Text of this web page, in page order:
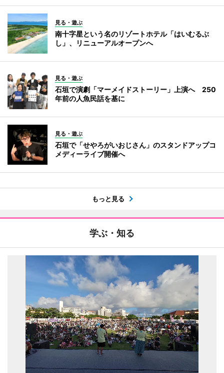
見る・遊ぶ
南十字星という名のリゾートホテル「はいむるぶ
し」、リニューアルオープンへ
見る・遊ぶ
石垣で演劇「マーメイドストーリー」上演へ 250
年前の人魚民話を基に
見る・遊ぶ
石垣で「せやろがいおじさん」のスタンドアップコ
メディーライブ開催へ
もっと見る
学ぶ・知る